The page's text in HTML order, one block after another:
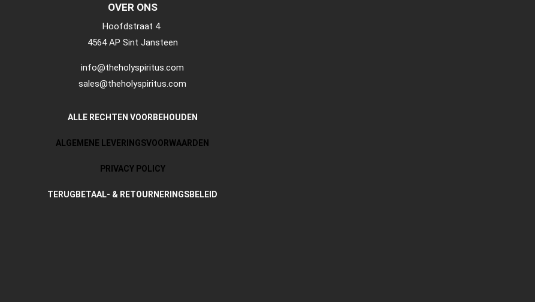
OVER ONS
Hoofdstraat 4
4564 AP Sint Jansteen
info@theholyspiritus.com
sales@theholyspiritus.com
ALLE RECHTEN VOORBEHOUDEN
ALGEMENE LEVERINGSVOORWAARDEN
PRIVACY POLICY
TERUGBETAAL- & RETOURNERINGSBELEID